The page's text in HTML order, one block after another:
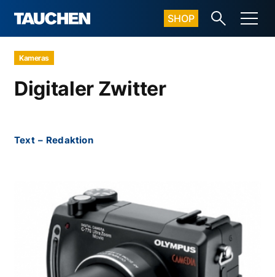
SHOP
Kameras
Digitaler Zwitter
Text – Redaktion